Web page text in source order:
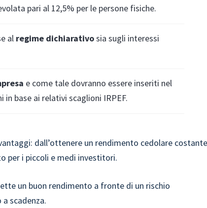
pari al 12,5% per le persone fisiche.
al regime dichiarativosia sugli interessi
e come tale dovranno essere inseriti nel
base ai relativi scaglioni IRPEF.
dall’ottenere un rendimento cedolare costante
per i piccoli e medi investitori.
un buon rendimento a fronte di un rischio
scadenza.